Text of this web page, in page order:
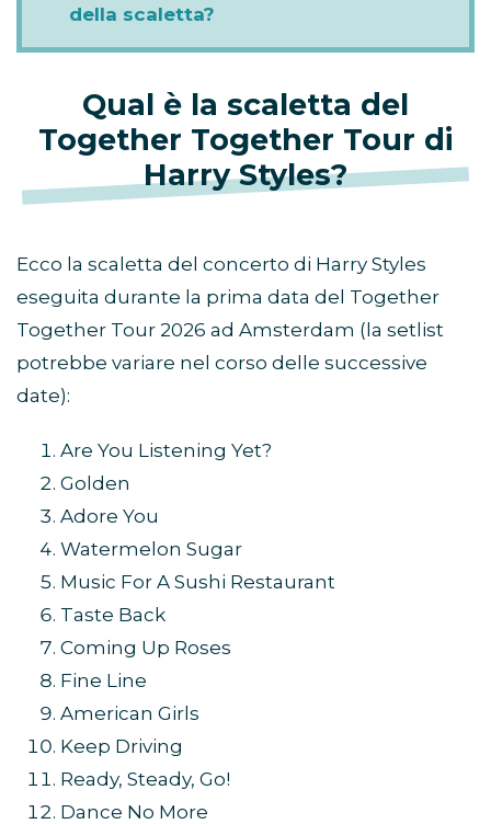
della scaletta?
Qual è la scaletta del
Together Together Tour di
Harry Styles?
Ecco la scaletta del concerto di Harry Styles
eseguita durante la prima data del Together
Together Tour 2026 ad Amsterdam (la setlist
potrebbe variare nel corso delle successive
date):
Are You Listening Yet?
Golden
Adore You
Watermelon Sugar
Music For A Sushi Restaurant
Taste Back
Coming Up Roses
Fine Line
American Girls
Keep Driving
Ready, Steady, Go!
Dance No More